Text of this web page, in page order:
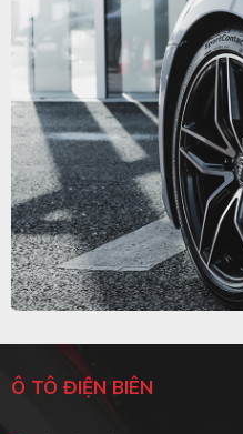
Ô TÔ ĐIỆN BIÊN